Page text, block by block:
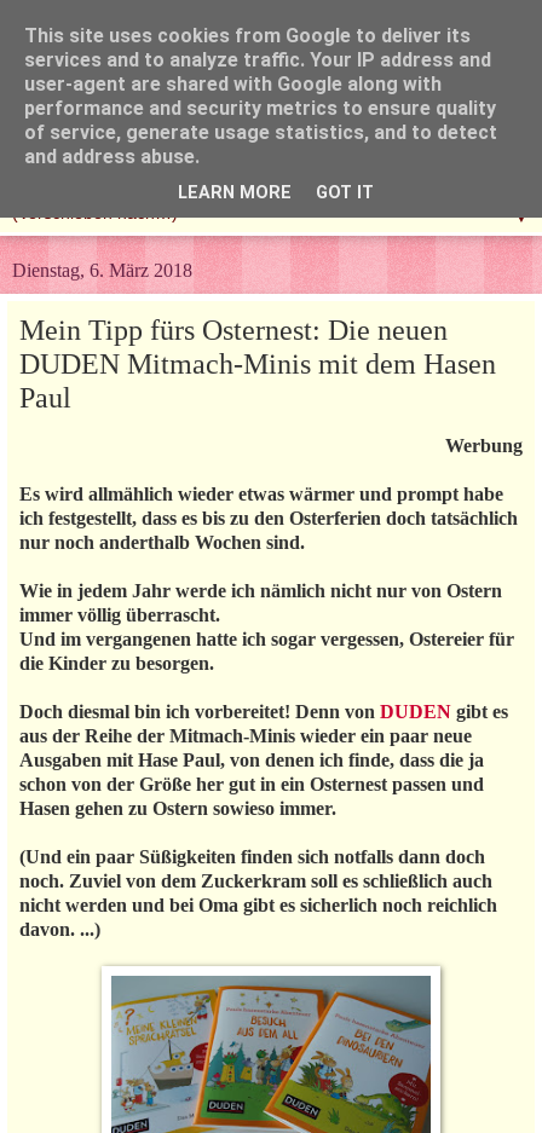
▼
Dienstag, 6. März 2018
Mein Tipp fürs Osternest: Die neuen
DUDEN Mitmach-Minis mit dem Hasen
Paul
Werbung
Es wird allmählich wieder etwas wärmer und prompt habe
ich festgestellt, dass es bis zu den Osterferien doch tatsächlich
nur noch anderthalb Wochen sind.
Wie in jedem Jahr werde ich nämlich nicht nur von Ostern
immer völlig überrascht.
Und im vergangenen hatte ich sogar vergessen, Ostereier für
die Kinder zu besorgen.
Doch diesmal bin ich vorbereitet! Denn von DUDEN gibt es
aus der Reihe der Mitmach-Minis wieder ein paar neue
Ausgaben mit Hase Paul, von denen ich finde, dass die ja
schon von der Größe her gut in ein Osternest passen und
Hasen gehen zu Ostern sowieso immer.
(Und ein paar Süßigkeiten finden sich notfalls dann doch
noch. Zuviel von dem Zuckerkram soll es schließlich auch
nicht werden und bei Oma gibt es sicherlich noch reichlich
davon. ...)
This site uses cookies from Google to deliver its
services and to analyze traffic. Your IP address and
user-agent are shared with Google along with
performance and security metrics to ensure quality
of service, generate usage statistics, and to detect
and address abuse.
LEARN MORE GOT IT